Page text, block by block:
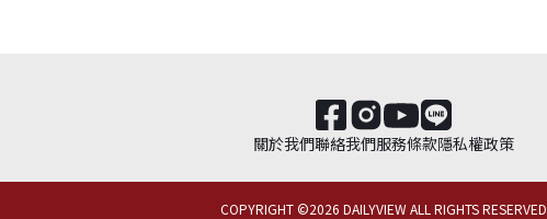
關於我們聯絡我們服務條款隱私權政策
COPYRIGHT ©2026 DAILYVIEW ALL RIGHTS RESERVED